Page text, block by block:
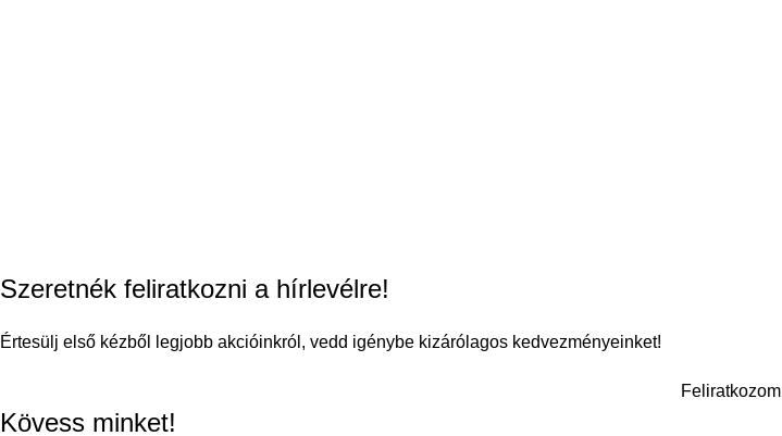
Szeretnék feliratkozni a hírlevélre!
Értesülj első kézből legjobb akcióinkról, vedd igénybe kizárólagos kedvezményeinket!
Feliratkozom
Kövess minket!